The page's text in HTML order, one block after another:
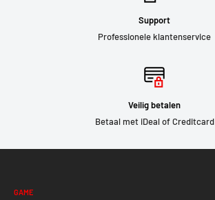
Support
Professionele klantenservice
Veilig betalen
Betaal met iDeal of Creditcard
GAME